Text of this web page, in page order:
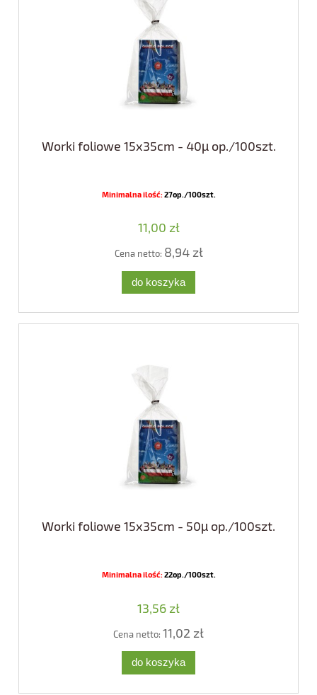
Worki foliowe 15x35cm - 40µ op./100szt.
Minimalna ilość:27op./100szt.
11,00 zł
Cena netto: 8,94 zł
do koszyka
Worki foliowe 15x35cm - 50µ op./100szt.
Minimalna ilość:22op./100szt.
13,56 zł
Cena netto: 11,02 zł
do koszyka